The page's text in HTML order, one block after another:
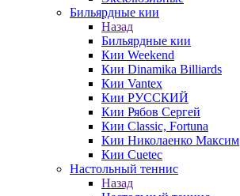
Бильярдные кии
Назад
Бильярдные кии
Кии Weekend
Кии Dinamika Billiards
Кии Vantex
Кии РУССКИЙ
Кии Рябов Сергей
Кии Classic, Fortuna
Кии Николаенко Максим
Кии Cuetec
Настольный теннис
Назад